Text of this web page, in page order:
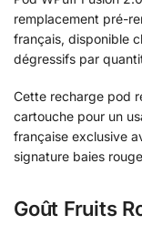
remplacement pré-
français, disponible
dégressifs par
Cette recharge pod
cartouche pour un
française exclusive
signature baies
Goût Fruits